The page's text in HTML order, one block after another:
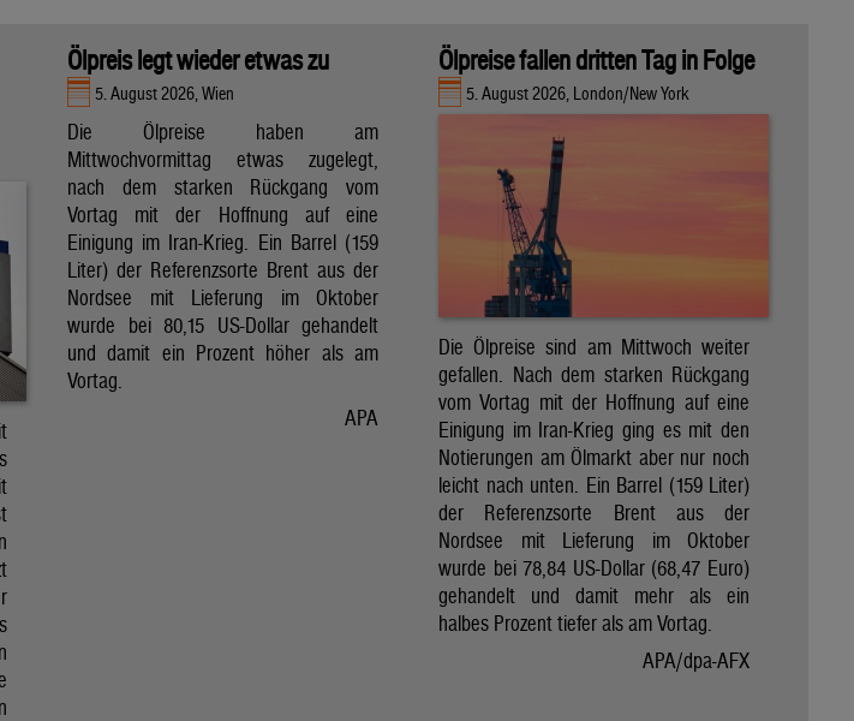
Ölpreis legt wieder etwas zu
5. August 2026, Wien
Die Ölpreise haben am
Mittwochvormittag etwas zugelegt,
nach dem starken Rückgang vom
Vortag mit der Hoffnung auf eine
Einigung im Iran-Krieg. Ein Barrel (159
Liter) der Referenzsorte Brent aus der
Nordsee mit Lieferung im Oktober
wurde bei 80,15 US-Dollar gehandelt
und damit ein Prozent höher als am
Vortag.
APA
Ölpreise fallen dritten Tag in Folge
5. August 2026, London/New York
Die Ölpreise sind am Mittwoch weiter
gefallen. Nach dem starken Rückgang
vom Vortag mit der Hoffnung auf eine
Einigung im Iran-Krieg ging es mit den
Notierungen am Ölmarkt aber nur noch
leicht nach unten. Ein Barrel (159 Liter)
der Referenzsorte Brent aus der
Nordsee mit Lieferung im Oktober
wurde bei 78,84 US-Dollar (68,47 Euro)
gehandelt und damit mehr als ein
halbes Prozent tiefer als am Vortag.
APA/dpa-AFX